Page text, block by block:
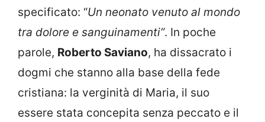
specificato: “Un neonato venuto al mondo
tra dolore e sanguinamenti”. In poche
parole, Roberto Saviano, ha dissacrato i
dogmi che stanno alla base della fede
cristiana: la verginità di Maria, il suo
essere stata concepita senza peccato e il